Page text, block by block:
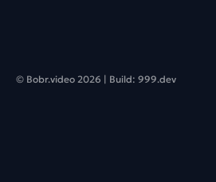
© Bobr.video 2026 | Build: 999.dev